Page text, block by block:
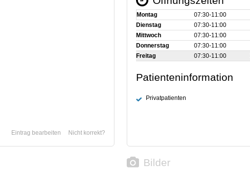
Nicht korrekt?
Eintrag bearbeiten
Montag 07:30‑11:00
Dienstag
07:30‑11:00
Mittwoch
07:30‑11:00
Donnerstag
07:30‑11:00
Freitag
07:30‑11:00
Patienteninformation
Privatpatienten
Bilder